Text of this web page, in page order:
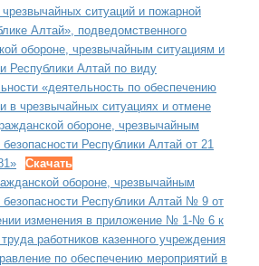
ситуаций и пожарной
Алтай», подведомственного
обороне, чрезвычайным ситуациям и
Республики Алтай по виду
«деятельность по обеспечению
в чрезвычайных ситуациях и отмене
обороне, чрезвычайным
Республики Алтай от 21
Скачать
обороне, чрезвычайным
Республики Алтай № 9 от
изменения в приложение № 1-№ 6 к
работников казенного учреждения
по обеспечению мероприятий в